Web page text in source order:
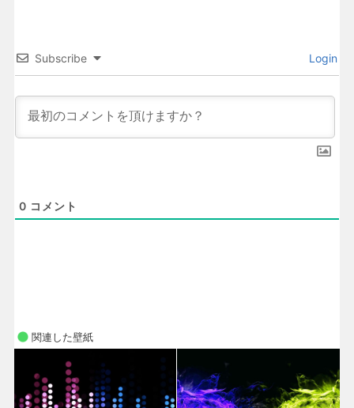
Subscribe Login
0 コメント
関連した壁紙